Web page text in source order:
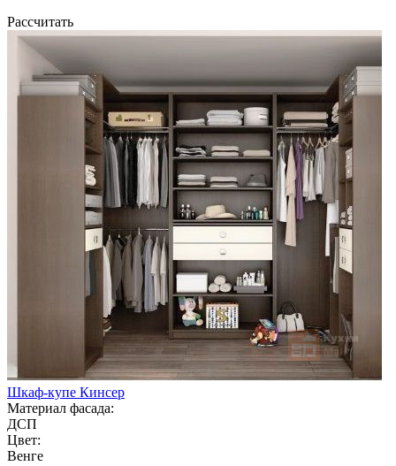
Рассчитать
Шкаф-купе Кинсер
Материал фасада:
ДСП
Цвет:
Венге